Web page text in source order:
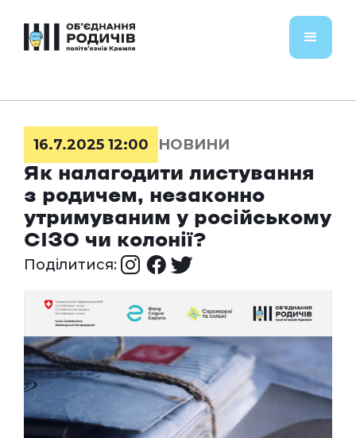
16.7.2025 12:00
НОВИНИ
Як налагодити листування
з родичем, незаконно
утримуваним у російському
СІЗО чи колонії?
Поділитися: